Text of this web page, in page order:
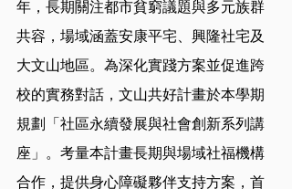
年，長期關注都市貧窮議題與多元族群
共容，場域涵蓋安康平宅、興隆社宅及
大文山地區。為深化實踐方案並促進跨
校的實務對話，文山共好計畫於本學期
規劃「社區永續發展與社會創新系列講
座」。考量本計畫長期與場域社福機構
合作，提供身心障礙夥伴支持方案，首